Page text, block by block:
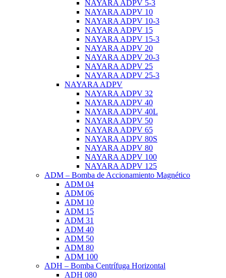
NAYARA ADPV 5-3
NAYARA ADPV 10
NAYARA ADPV 10-3
NAYARA ADPV 15
NAYARA ADPV 15-3
NAYARA ADPV 20
NAYARA ADPV 20-3
NAYARA ADPV 25
NAYARA ADPV 25-3
NAYARA ADPV
NAYARA ADPV 32
NAYARA ADPV 40
NAYARA ADPV 40L
NAYARA ADPV 50
NAYARA ADPV 65
NAYARA ADPV 80S
NAYARA ADPV 80
NAYARA ADPV 100
NAYARA ADPV 125
ADM – Bomba de Accionamiento Magnético
ADM 04
ADM 06
ADM 10
ADM 15
ADM 31
ADM 40
ADM 50
ADM 80
ADM 100
ADH – Bomba Centrífuga Horizontal
ADH 080